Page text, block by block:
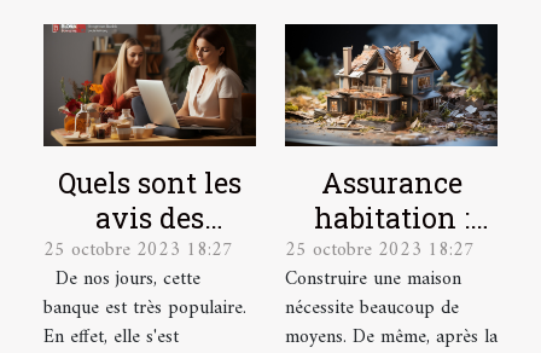
Quels sont les
avis des
utilisateurs sur
la banque en
ligne
25 octobre 2023 18:27
De nos jours, cette
banque est très populaire.
En effet, elle s'est
Assurance
habitation :
quelles sont les
garanties ?
25 octobre 2023 18:27
Construire une maison
nécessite beaucoup de
moyens. De même, après la